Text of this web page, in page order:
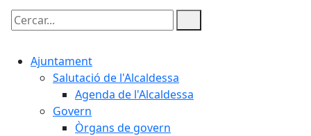
Cercar:
Ajuntament
Salutació de l'Alcaldessa
Agenda de l'Alcaldessa
Govern
Òrgans de govern